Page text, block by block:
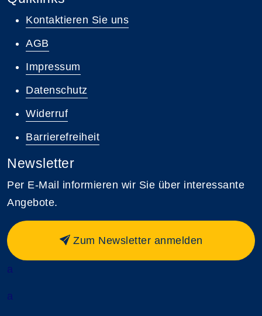
Kontaktieren Sie uns
AGB
Impressum
Datenschutz
Widerruf
Barrierefreiheit
Newsletter
Per E-Mail informieren wir Sie über interessante
Angebote.
Zum Newsletter anmelden
a
a